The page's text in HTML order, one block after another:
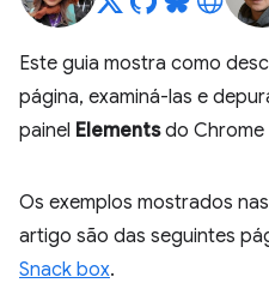
Este guia mostra como
página, examiná-las e
painel Elementsdo Chrome
Os exemplos mostrados
artigo são das seguintes
Snack box.